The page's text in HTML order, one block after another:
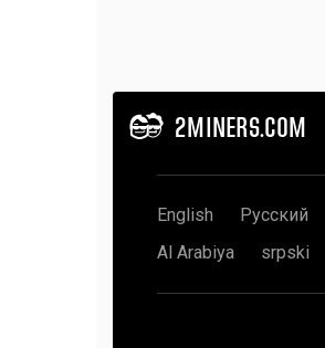
2MINERS.COM
English Русский
Al Arabiya
srpski